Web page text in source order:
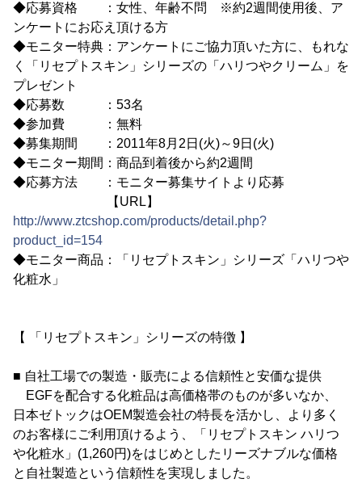
◆応募資格 ：女性、年齢不問 ※約2週間使用後、ア
ンケートにお応え頂ける方
◆モニター特典：アンケートにご協力頂いた方に、もれな
く「リセプトスキン」シリーズの「ハリつやクリーム」を
プレゼント
◆応募数 ：53名
◆参加費 ：無料
◆募集期間 ：2011年8月2日(火)～9日(火)
◆モニター期間：商品到着後から約2週間
◆応募方法 ：モニター募集サイトより応募
【URL】
http://www.ztcshop.com/products/detail.php?
product_id=154
◆モニター商品：「リセプトスキン」シリーズ「ハリつや
化粧水」
【 「リセプトスキン」シリーズの特徴 】
■ 自社工場での製造・販売による信頼性と安価な提供
EGFを配合する化粧品は高価格帯のものが多いなか、
日本ゼトックはOEM製造会社の特長を活かし、より多く
のお客様にご利用頂けるよう、「リセプトスキン ハリつ
や化粧水」(1,260円)をはじめとしたリーズナブルな価格
と自社製造という信頼性を実現しました。